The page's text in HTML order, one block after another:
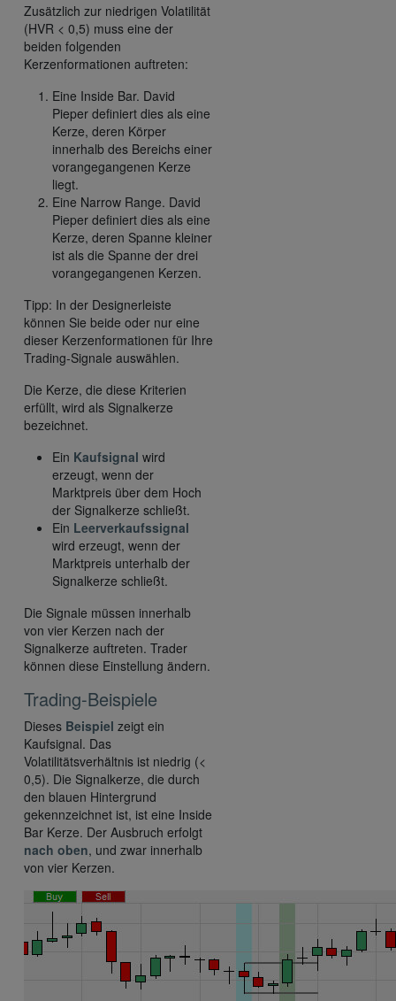
Zusätzlich zur niedrigen Volatilität
(HVR < 0,5) muss eine der
beiden folgenden
Kerzenformationen auftreten:
Eine Inside Bar. David
Pieper definiert dies als eine
Kerze, deren Körper
innerhalb des Bereichs einer
vorangegangenen Kerze
liegt.
Eine Narrow Range. David
Pieper definiert dies als eine
Kerze, deren Spanne kleiner
ist als die Spanne der drei
vorangegangenen Kerzen.
Tipp: In der Designerleiste
können Sie beide oder nur eine
dieser Kerzenformationen für Ihre
Trading-Signale auswählen.
Die Kerze, die diese Kriterien
erfüllt, wird als Signalkerze
bezeichnet.
Ein Kaufsignal wird
erzeugt, wenn der
Marktpreis über dem Hoch
der Signalkerze schließt.
Ein Leerverkaufssignal
wird erzeugt, wenn der
Marktpreis unterhalb der
Signalkerze schließt.
Die Signale müssen innerhalb
von vier Kerzen nach der
Signalkerze auftreten. Trader
können diese Einstellung ändern.
Trading-Beispiele
Dieses Beispiel zeigt ein
Kaufsignal. Das
Volatilitätsverhältnis ist niedrig (<
0,5). Die Signalkerze, die durch
den blauen Hintergrund
gekennzeichnet ist, ist eine Inside
Bar Kerze. Der Ausbruch erfolgt
nach oben, und zwar innerhalb
von vier Kerzen.